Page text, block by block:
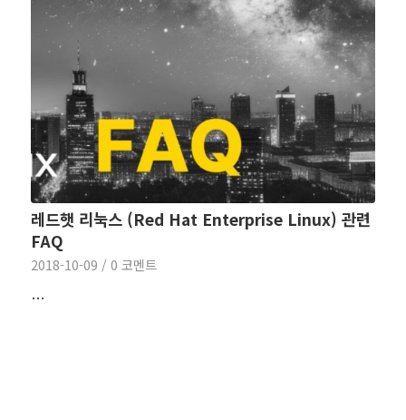
레드햇 리눅스 (Red Hat Enterprise Linux) 관련
FAQ
2018-10-09 / 0 코멘트
…